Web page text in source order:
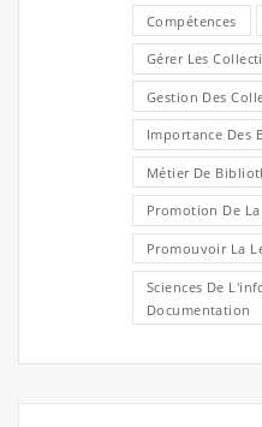
Compétences
Gérer Les
Gestion Des
Importance Des
Métier De
Promotion De
Promouvoir La
Sciences De
Documentation